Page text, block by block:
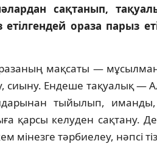
сақтанып,
ораза парыз
мақсаты —
сиыну. Ендеше тақуалық —
тыйылып,
қарсы келуден сақтану.
мiнезге тәрбиелеу, нәпсi